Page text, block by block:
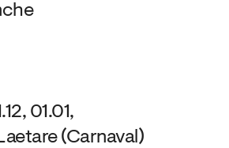
01.01,
(Carnaval)